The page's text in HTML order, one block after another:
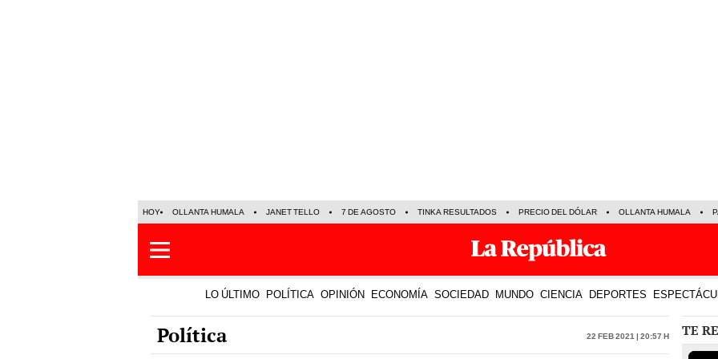
HOY OLLANTA HUMALA JANET TELLO 7 DE AGOSTO TINKA RESULTADOS PRECIO DEL DÓLAR OLLANTA HUMALA
LO ÚLTIMO POLÍTICA OPINIÓN ECONOMÍA SOCIEDAD MUNDO CIENCIA DEPORTES
Política 22 Feb 2021 | 20:57 h TE